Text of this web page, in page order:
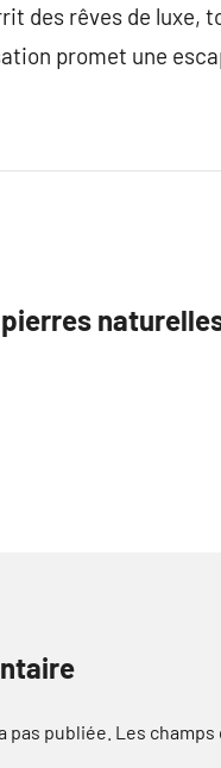
des rêves de
promet une
pas publiée. Les